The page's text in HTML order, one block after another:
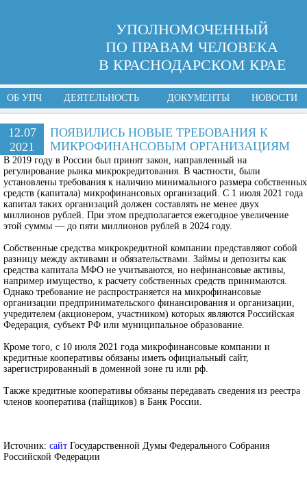
УПОЛНОМОЧЕННЫЙ
ПО ПРАВАМ ЧЕЛОВЕКА
В КРАСНОДАРСКОМ КРАЕ
ОБ УПЧ ДЕЯТЕЛЬНОСТЬ ДОКУМЕНТЫ НОВОСТИ
12.07
2021
ПОЯВИЛИСЬ НОВЫЕ ТРЕБОВАНИЯ К
МИКРОФИНАНСОВЫМ ОРГАНИЗАЦИЯМ
В 2019 году в России был принят закон, направленный на
регулирование рынка микрокредитования. В частности, были
установлены требования к наличию минимального размера собственных
средств (капитала) микрофинансовых организаций. С 1 июля 2021 года
капитал таких организаций должен составлять не менее двух
миллионов рублей. При этом предполагается ежегодное увеличение
этой суммы — до пяти миллионов рублей в 2024 году.
Собственные средства микрокредитной компании представляют собой
разницу между активами и обязательствами. Займы и депозиты как
средства капитала МФО не учитываются, но нефинансовые активы,
например имущество, к расчету собственных средств принимаются.
Однако требование не распространяется на микрофинансовые
организации предпринимательского финансирования и организации,
учредителем (акционером, участником) которых являются Российская
Федерация, субъект РФ или муниципальное образование.
Кроме того, с 10 июля 2021 года микрофинансовые компании и
кредитные кооперативы обязаны иметь официальный сайт,
зарегистрированный в доменной зоне ru или рф.
Также кредитные кооперативы обязаны передавать сведения из реестра
членов кооператива (пайщиков) в Банк России.
Источник: сайт Государственной Думы Федерального Собрания
Российской Федерации